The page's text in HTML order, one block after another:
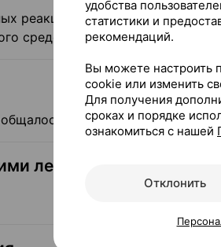
реакций, в том числе не
средства и обратиться к врачу.
лекарственными
удобства
статистики и
рекомендаций.
Вы можете настроить
cookie или изменить
Для получения
сроках и порядке
ознакомиться с нашей
Отклонить